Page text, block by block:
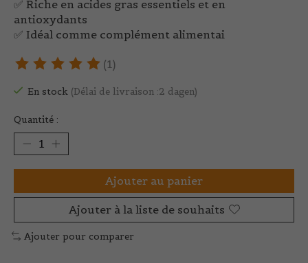
✅ Riche en acides gras essentiels et en
antioxydants
✅ Idéal comme complément alimentai
Ce produit est évalué à
(1)
En stock (Délai de livraison :2 dagen)
Quantité :
Ajouter au panier
Ajouter à la liste de souhaits
Ajouter pour comparer